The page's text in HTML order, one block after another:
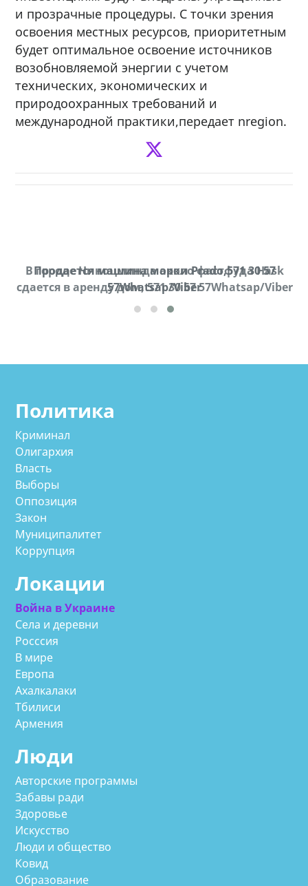
и прозрачные процедуры. С точки зрения
освоения местных ресурсов, приоритетным
будет оптимальное освоение источников
возобновляемой энергии с учетом
технических, экономических и
природоохранных требований и
международной практики,передает nregion.
В городе Ниноцминда около фастфуда Hask
cдается в аренду дом, 571 30 57 57Whatsap/Viber
Продается машина марки Prado,571 30 57
57Whatsap/Viber
Политика
Криминал
Олигархия
Власть
Выборы
Оппозиция
Закон
Муниципалитет
Коррупция
Локации
Война в Украине
Села и деревни
Росссия
В мире
Европа
Ахалкалаки
Тбилиси
Армения
Люди
Авторские программы
Забавы ради
Здоровье
Искусство
Люди и общество
Ковид
Образование